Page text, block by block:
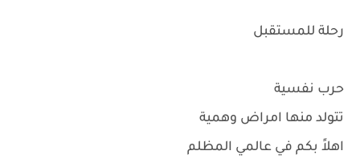
رحلة للمستقبل
حرب نفسية
تتولد منها امراض وهمية
اهلاً بكم في عالمي المظلم